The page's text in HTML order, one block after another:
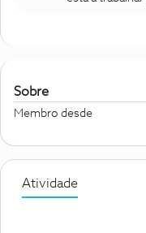
Sobre
Membro desde
Atividade